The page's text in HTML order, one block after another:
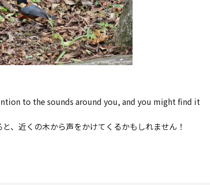
to the sounds around you, and you might find it
、近くの木から声をかけてくるかもしれません！